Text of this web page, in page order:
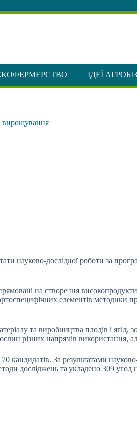
ІДЕЇ
вирощування
науково-дослідної роботи за
на створення
елементів
та виробництва плодів і ягід,
різних напрямів використання,
За результатами
досліджень та укладено 309 угод